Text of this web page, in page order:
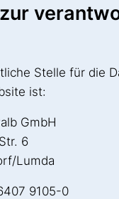
Stelle für die
ist:
GmbH
6
Lumda
9105-0